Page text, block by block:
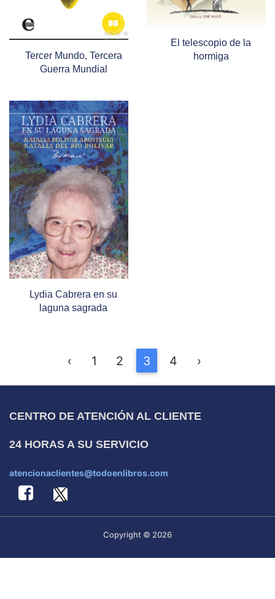
Tercer Mundo, Tercera
Guerra Mundial
El telescopio de la
hormiga
Lydia Cabrera en su
laguna sagrada
‹ 1 2 3 4 ›
CENTRO DE ATENCIÓN AL CLIENTE
24 HORAS A SU SERVICIO
atencionaclientes@todoenlibros.com
Copyright © 2026